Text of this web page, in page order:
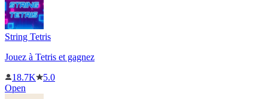
String Tetris
Jouez à Tetris et gagnez
18.7K
5.0
Open